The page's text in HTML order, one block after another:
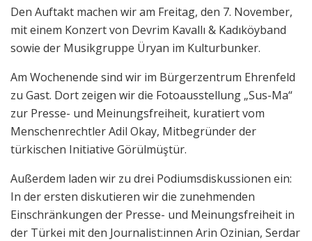
Den Auftakt machen wir am Freitag, den 7. November,
mit einem Konzert von Devrim Kavallı & Kadıköyband
sowie der Musikgruppe Üryan im Kulturbunker.
Am Wochenende sind wir im Bürgerzentrum Ehrenfeld
zu Gast. Dort zeigen wir die Fotoausstellung „Sus-Ma“
zur Presse- und Meinungsfreiheit, kuratiert vom
Menschenrechtler Adil Okay, Mitbegründer der
türkischen Initiative Görülmüştür.
Außerdem laden wir zu drei Podiumsdiskussionen ein:
In der ersten diskutieren wir die zunehmenden
Einschränkungen der Presse- und Meinungsfreiheit in
der Türkei mit den Journalist:innen Arin Ozinian, Serdar